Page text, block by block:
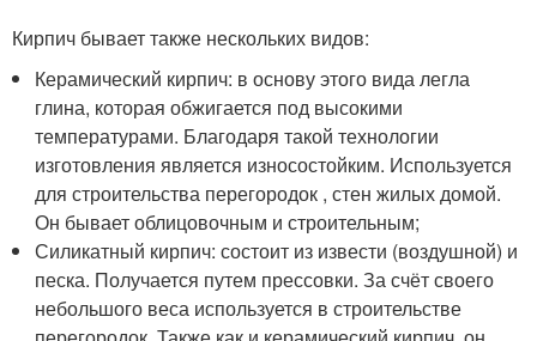
Кирпич бывает также нескольких видов:
Керамический кирпич: в основу этого вида легла
глина, которая обжигается под высокими
температурами. Благодаря такой технологии
изготовления является износостойким. Используется
для строительства перегородок , стен жилых домой.
Он бывает облицовочным и строительным;
Силикатный кирпич: состоит из извести (воздушной) и
песка. Получается путем прессовки. За счёт своего
небольшого веса используется в строительстве